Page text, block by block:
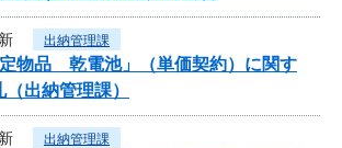
出納管理課
物品 乾電池」（単価契約）に関す
出納管理課）
出納管理課